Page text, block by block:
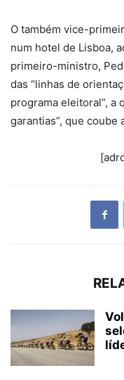
O também vice-
num hotel de Lisboa,
primeiro-ministro,
das “linhas de
programa eleitoral”, a
garantias”, que coube